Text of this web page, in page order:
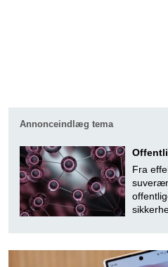
Annonceindlæg tema
Fra